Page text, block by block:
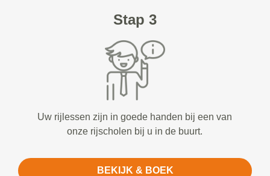
Stap 3
Uw rijlessen zijn in goede handen bij een van
onze rijscholen bij u in de buurt.
BEKIJK & BOEK